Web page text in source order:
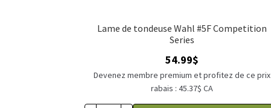
Lame de tondeuse Wahl #5F Competition
Series
54.99$
Devenez membre premium et profitez de ce prix
rabais : 45.37$ CA